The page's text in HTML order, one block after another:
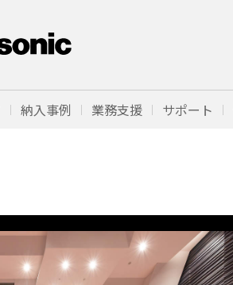
納入事例 業務支援 サポート